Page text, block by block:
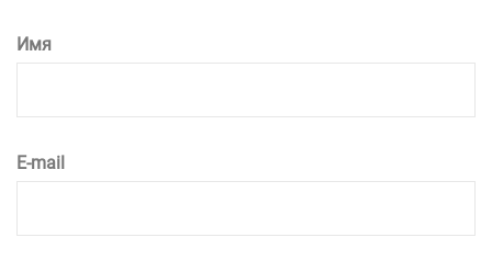
Имя
E-mail